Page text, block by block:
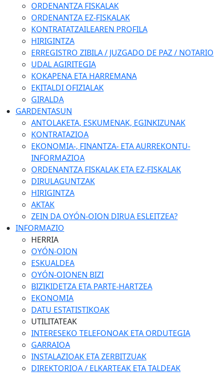
ORDENANTZA FISKALAK
ORDENANTZA EZ-FISKALAK
KONTRATATZAILEAREN PROFILA
HIRIGINTZA
ERREGISTRO ZIBILA / JUZGADO DE PAZ / NOTARIO
UDAL AGIRITEGIA
KOKAPENA ETA HARREMANA
EKITALDI OFIZIALAK
GIRALDA
GARDENTASUN
ANTOLAKETA, ESKUMENAK, EGINKIZUNAK
KONTRATAZIOA
EKONOMIA-, FINANTZA- ETA AURREKONTU-
INFORMAZIOA
ORDENANTZA FISKALAK ETA EZ-FISKALAK
DIRULAGUNTZAK
HIRIGINTZA
AKTAK
ZEIN DA OYÓN-OION DIRUA ESLEITZEA?
INFORMAZIO
HERRIA
OYÓN-OION
ESKUALDEA
OYÓN-OIONEN BIZI
BIZIKIDETZA ETA PARTE-HARTZEA
EKONOMIA
DATU ESTATISTIKOAK
UTILITATEAK
INTERESEKO TELEFONOAK ETA ORDUTEGIA
GARRAIOA
INSTALAZIOAK ETA ZERBITZUAK
DIREKTORIOA / ELKARTEAK ETA TALDEAK